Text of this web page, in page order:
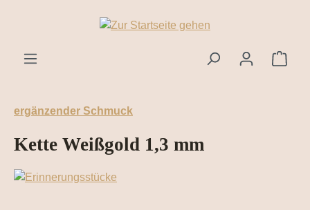
Zum Hauptinhalt springen
ergänzender Schmuck
Kette Weißgold 1,3 mm